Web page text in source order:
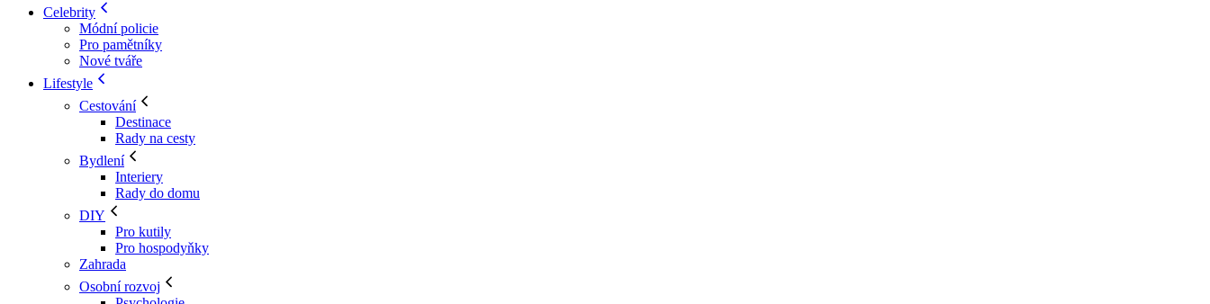
Celebrity
Módní policie
Pro pamětníky
Nové tváře
Lifestyle
Cestování
Destinace
Rady na cesty
Bydlení
Interiery
Rady do domu
DIY
Pro kutily
Pro hospodyňky
Zahrada
Osobní rozvoj